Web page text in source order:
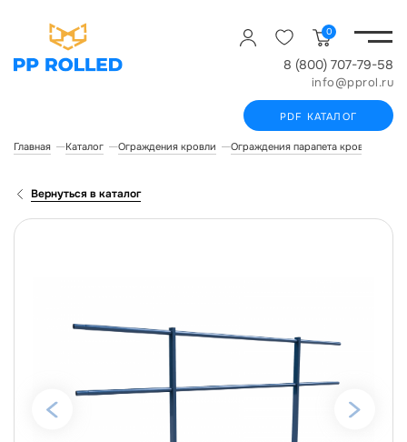
0
8 (800) 707-79-58
info@pprol.ru
PDF КАТАЛОГ
Главная Каталог Ограждения кровли Ограждения парапета кровли
Вернуться в каталог